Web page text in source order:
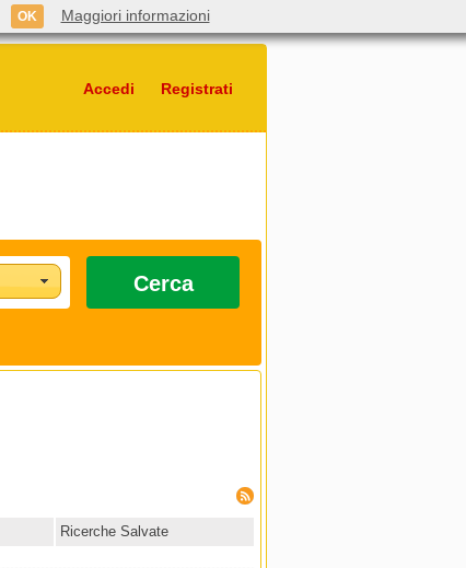
Accedi Registrati
Cerca
Ricerche Salvate
OK Maggiori informazioni